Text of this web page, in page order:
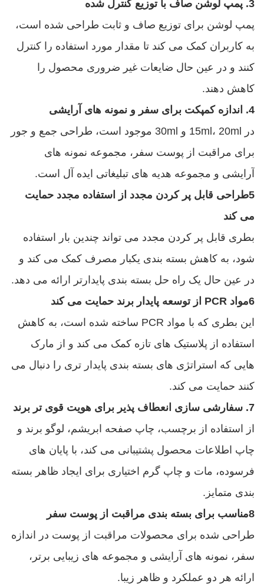
3. پمپ لوشن صاف با توزیع کنترل شده
پمپ لوشن برای توزیع صاف و ثابت طراحی شده است،
به کاربران کمک می کند تا مقدار مورد استفاده را کنترل
کنند و در عین حال ضایعات غیر ضروری محصول را
کاهش دهند.
4. اندازه کمپکت برای سفر و نمونه های آرایشی
در 15ml، 20ml و 30ml موجود است، طراحی جمع و جور
برای مراقبت از پوست سفر، مجموعه نمونه های
آرایشی و مجموعه هدیه های تبلیغاتی ایده آل است.
5طراحی قابل پر کردن مجدد از استفاده مجدد حمایت
می کند
بطری قابل پر کردن مجدد می تواند چندین بار استفاده
شود، به کاهش بسته بندی یکبار مصرف کمک می کند و
در عین حال یک راه حل بسته بندی پایدارتر ارائه می دهد.
6مواد PCR از توسعه پایدار برند حمایت می کند
این بطری که با مواد PCR ساخته شده است، به کاهش
استفاده از پلاستیک های تازه کمک می کند و از مارک
هایی که استراتژی های بسته بندی پایدار تری را دنبال می
کنند حمایت می کند.
7. سفارشی سازی انعطاف پذیر برای هویت قوی تر برند
از استفاده از برچسب، چاپ صفحه ابریشم، لوگو برند و
چاپ اطلاعات محصول پشتیبانی می کند، با پایان های
فرسوده، مات و چاپ گرم اختیاری برای ایجاد ظاهر بسته
بندی متمایز.
8مناسب برای بسته بندی مراقبت از پوست سفر
طراحی شده برای محصولات مراقبت از پوست در اندازه
سفر، نمونه های آرایشی و مجموعه های زیبایی برتر،
ارائه هر دو عملکرد و ظاهر زیبا.